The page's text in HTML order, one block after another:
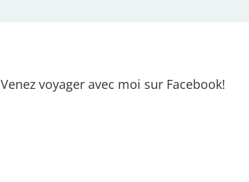
Venez voyager avec moi sur Facebook!